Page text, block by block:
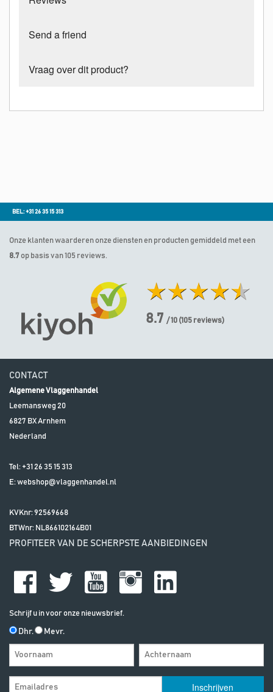
Send a friend
Vraag over dit product?
BEL: +31 26 35 15 313
Onze klanten waarderen onze diensten en producten gemiddeld met een
8.7 op basis van 105 reviews.
8.7 / 10 (105 reviews)
CONTACT
Algemene Vlaggenhandel
Leemansweg 20
6827 BXArnhem
Nederland
Tel: +31 26 35 15 313
E:webshop@vlaggenhandel.nl
KVKnr: 92569668
BTWnr: NL866102164B01
PROFITEER VAN DE SCHERPSTE AANBIEDINGEN
Schrijf u in voor onze nieuwsbrief.
Dhr. Mevr.